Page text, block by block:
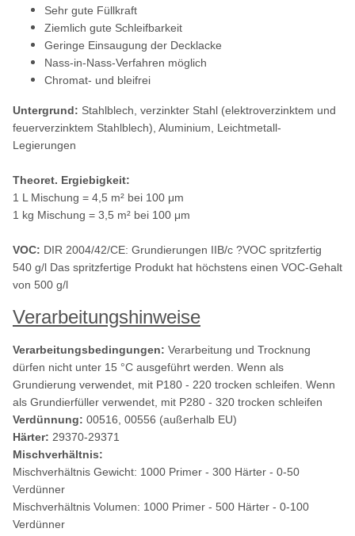
Sehr gute Füllkraft
Ziemlich gute Schleifbarkeit
Geringe Einsaugung der Decklacke
Nass-in-Nass-Verfahren möglich
Chromat- und bleifrei
Untergrund: Stahlblech, verzinkter Stahl (elektroverzinktem und
feuerverzinktem Stahlblech), Aluminium, Leichtmetall-
Legierungen
Theoret. Ergiebigkeit:
1 L Mischung = 4,5 m² bei 100 μm
1 kg Mischung = 3,5 m² bei 100 μm
VOC: DIR 2004/42/CE: Grundierungen IIB/c ?VOC spritzfertig
540 g/l Das spritzfertige Produkt hat höchstens einen VOC-Gehalt
von 500 g/l
Verarbeitungshinweise
Verarbeitungsbedingungen: Verarbeitung und Trocknung
dürfen nicht unter 15 °C ausgeführt werden. Wenn als
Grundierung verwendet, mit P180 - 220 trocken schleifen. Wenn
als Grundierfüller verwendet, mit P280 - 320 trocken schleifen
Verdünnung: 00516, 00556 (außerhalb EU)
Härter: 29370-29371
Mischverhältnis:
Mischverhältnis Gewicht: 1000 Primer - 300 Härter - 0-50
Verdünner
Mischverhältnis Volumen: 1000 Primer - 500 Härter - 0-100
Verdünner